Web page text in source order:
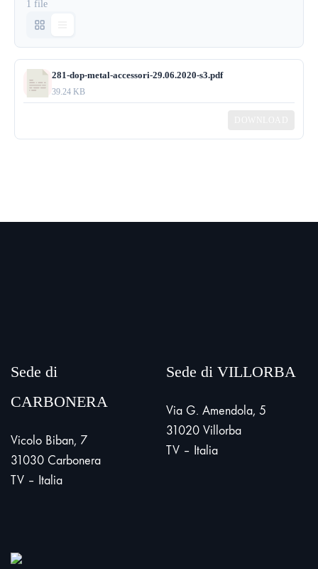
1 file
281-dop-metal-accessori-29.06.2020-s3.pdf
39.24 KB
Sede di
CARBONERA
Vicolo Biban, 7
31030 Carbonera
TV – Italia
Sede di VILLORBA
Via G. Amendola, 5
31020 Villorba
TV – Italia